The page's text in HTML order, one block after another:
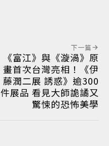
下一篇
《富江》與《漩渦》原
畫首次台灣亮相！《伊
藤潤二展 誘惑》逾300
件展品 看見大師詭譎又
驚悚的恐怖美學